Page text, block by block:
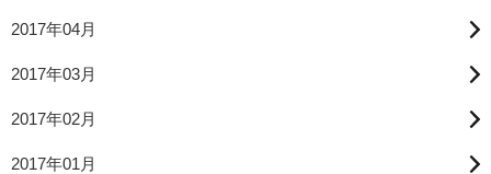
2017年04月
2017年03月
2017年02月
2017年01月